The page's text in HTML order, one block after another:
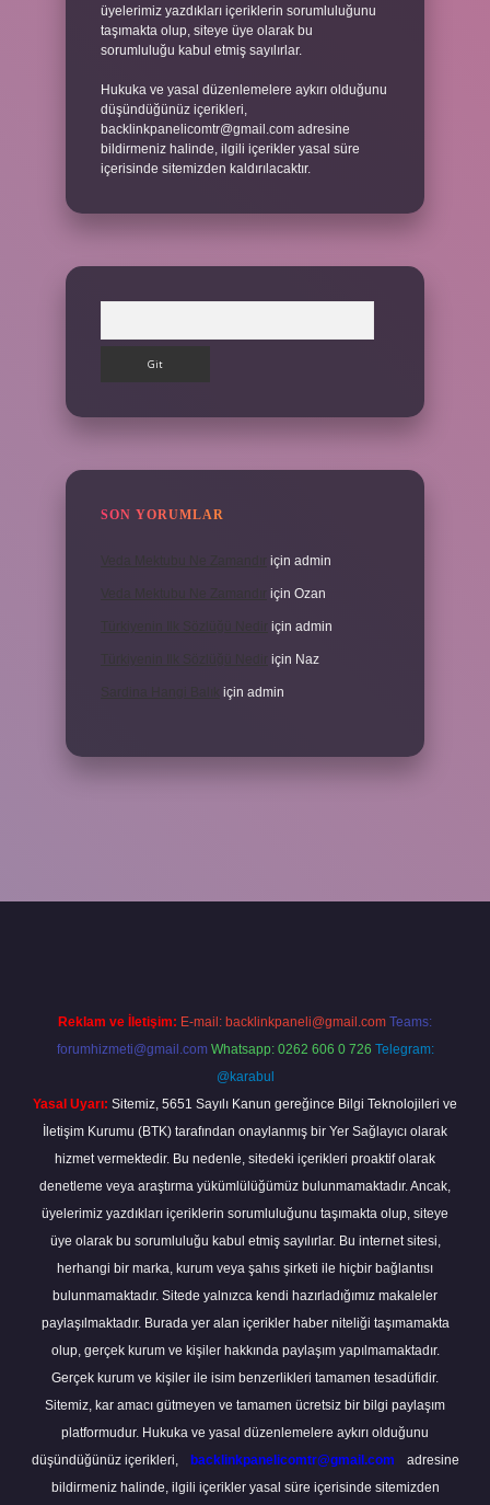
üyelerimiz yazdıkları içeriklerin sorumluluğunu
taşımakta olup, siteye üye olarak bu
sorumluluğu kabul etmiş sayılırlar.
Hukuka ve yasal düzenlemelere aykırı olduğunu
düşündüğünüz içerikleri,
backlinkpanelicomtr@gmail.com adresine
bildirmeniz halinde, ilgili içerikler yasal süre
içerisinde sitemizden kaldırılacaktır.
SON YORUMLAR
için admin
için Ozan
için admin
için Naz
için admin
Reklam ve İletişim: E-mail: backlinkpaneli@gmail.com Teams:
forumhizmeti@gmail.com Whatsapp: 0262 606 0 726 Telegram:
@karabul
Yasal Uyarı: Sitemiz, 5651 Sayılı Kanun gereğince Bilgi Teknolojileri ve
İletişim Kurumu (BTK) tarafından onaylanmış bir Yer Sağlayıcı olarak
hizmet vermektedir. Bu nedenle, sitedeki içerikleri proaktif olarak
denetleme veya araştırma yükümlülüğümüz bulunmamaktadır. Ancak,
üyelerimiz yazdıkları içeriklerin sorumluluğunu taşımakta olup, siteye
üye olarak bu sorumluluğu kabul etmiş sayılırlar. Bu internet sitesi,
herhangi bir marka, kurum veya şahıs şirketi ile hiçbir bağlantısı
bulunmamaktadır. Sitede yalnızca kendi hazırladığımız makaleler
paylaşılmaktadır. Burada yer alan içerikler haber niteliği taşımamakta
olup, gerçek kurum ve kişiler hakkında paylaşım yapılmamaktadır.
Gerçek kurum ve kişiler ile isim benzerlikleri tamamen tesadüfidir.
Sitemiz, kar amacı gütmeyen ve tamamen ücretsiz bir bilgi paylaşım
platformudur. Hukuka ve yasal düzenlemelere aykırı olduğunu
düşündüğünüz içerikleri,
backlinkpanelicomtr@gmail.com
adresine
bildirmeniz halinde, ilgili içerikler yasal süre içerisinde sitemizden